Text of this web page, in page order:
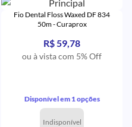
Fio Dental Floss Waxed DF 834
50m - Curaprox
R$ 59,78
ou à vista com 5% Off
Disponível em 1 opções
Indisponível